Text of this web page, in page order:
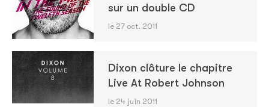
sur un double CD
le 27 oct. 2011
Dixon clôture le chapitre
Live At Robert Johnson
le 24 juin 2011